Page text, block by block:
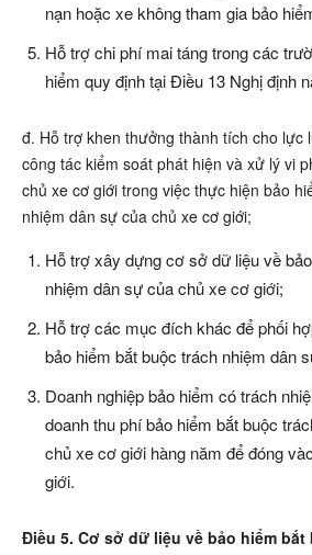
nạn hoặc xe không tham gia bảo
Hỗ trợ chi phí mai táng trong các
hiểm quy định tại Điều 13 Nghị định
đ. Hỗ trợ khen thưởng thành tích cho lực
công tác kiểm soát phát hiện và xử lý vi
chủ xe cơ giới trong việc thực hiện bảo
nhiệm dân sự của chủ xe cơ giới;
Hỗ trợ xây dựng cơ sở dữ liệu về
nhiệm dân sự của chủ xe cơ giới;
Hỗ trợ các mục đích khác để phối
bảo hiểm bắt buộc trách nhiệm dân
Doanh nghiệp bảo hiểm có trách
doanh thu phí bảo hiểm bắt buộc
chủ xe cơ giới hàng năm để đóng
giới.
Điều 5. Cơ sở dữ liệu về bảo hiểm bắt